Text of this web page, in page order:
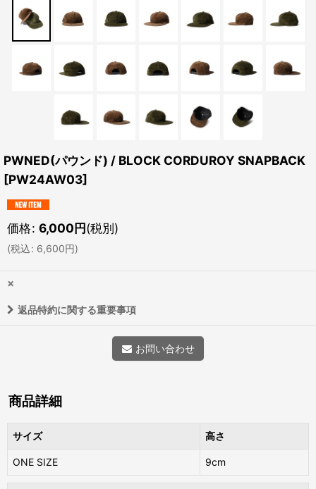
PWNED(パウンド) / BLOCK CORDUROY SNAPBACK
[PW24AW03]
価格: 6,000円(税別)
(税込: 6,600円)
×
返品特約に関する重要事項
お問い合わせ
商品詳細
サイズ 高さ
ONE SIZE 9cm